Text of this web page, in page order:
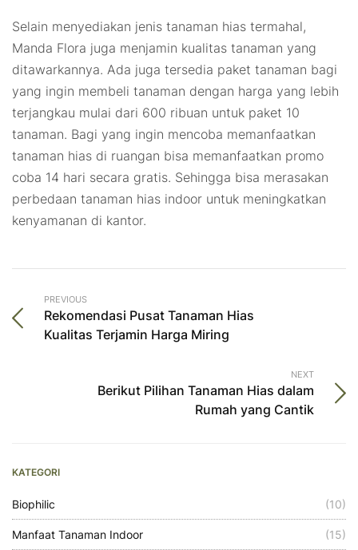
Selain menyediakan jenis tanaman hias termahal,
Manda Flora juga menjamin kualitas tanaman yang
ditawarkannya. Ada juga tersedia paket tanaman bagi
yang ingin membeli tanaman dengan harga yang lebih
terjangkau mulai dari 600 ribuan untuk paket 10
tanaman. Bagi yang ingin mencoba memanfaatkan
tanaman hias di ruangan bisa memanfaatkan promo
coba 14 hari secara gratis. Sehingga bisa merasakan
perbedaan tanaman hias indoor untuk meningkatkan
kenyamanan di kantor.
PREVIOUS
Rekomendasi Pusat Tanaman Hias
Kualitas Terjamin Harga Miring
NEXT
Berikut Pilihan Tanaman Hias dalam
Rumah yang Cantik
KATEGORI
Biophilic (10)
Manfaat Tanaman Indoor (15)